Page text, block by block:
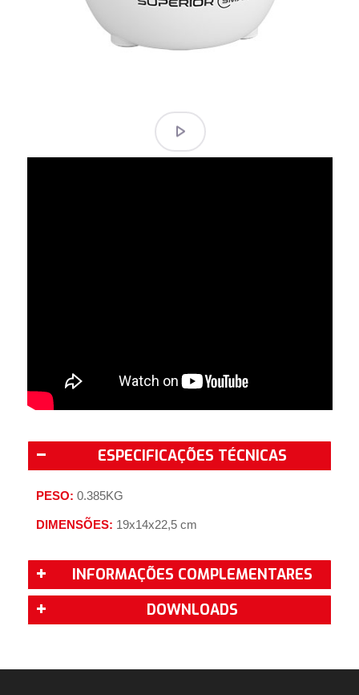
ESPECIFICAÇÕES TÉCNICAS
PESO: 0.385KG
DIMENSÕES: 19x14x22,5 cm
INFORMAÇÕES COMPLEMENTARES
DOWNLOADS